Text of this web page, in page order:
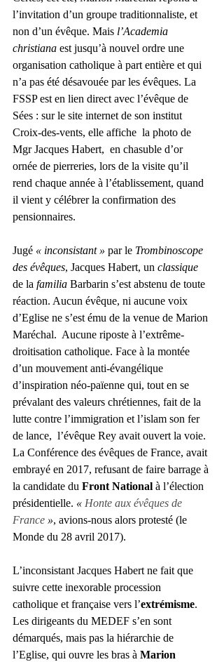
l’invitation d’un groupe traditionnaliste, et
non d’un évêque. Mais l’Academia
christiana est jusqu’à nouvel ordre une
organisation catholique à part entière et qui
n’a pas été désavouée par les évêques. La
FSSP est en lien direct avec l’évêque de
Sées : sur le site internet de son institut
Croix-des-vents, elle affiche  la photo de
Mgr Jacques Habert,  en chasuble d’or
ornée de pierreries, lors de la visite qu’il
rend chaque année à l’établissement, quand
il vient y célébrer la confirmation des
pensionnaires.
Jugé « inconsistant » par le Trombinoscope
des évêques, Jacques Habert, un classique
de la familia Barbarin s’est abstenu de toute
réaction. Aucun évêque, ni aucune voix
d’Eglise ne s’est ému de la venue de Marion
Maréchal.  Aucune riposte à l’extrême-
droitisation catholique. Face à la montée
d’un mouvement anti-évangélique
d’inspiration néo-païenne qui, tout en se
prévalant des valeurs chrétiennes, fait de la
lutte contre l’immigration et l’islam son fer
de lance,  l’évêque Rey avait ouvert la voie.
La Conférence des évêques de France, avait
embrayé en 2017, refusant de faire barrage à
la candidate du Front National à l’élection
présidentielle. « Honte aux évêques de
France », avions-nous alors protesté (le
Monde du 28 avril 2017).
L’inconsistant Jacques Habert ne fait que
suivre cette inexorable procession
catholique et française vers l’extrémisme.
Les dirigeants du MEDEF s’en sont
démarqués, mais pas la hiérarchie de
l’Eglise, qui ouvre les bras à Marion